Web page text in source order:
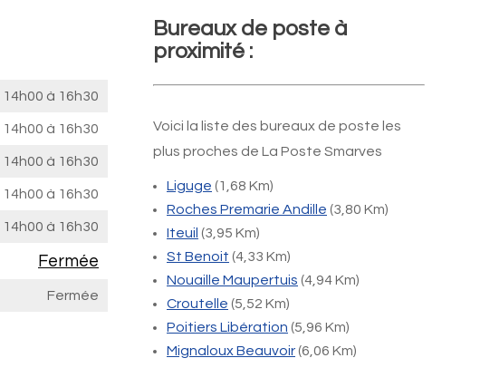
14h00 à 16h30
14h00 à 16h30
14h00 à 16h30
14h00 à 16h30
14h00 à 16h30
Fermée
Fermée
Bureaux de poste à
proximité :
Voici la liste des bureaux de poste les
plus proches de La Poste Smarves
Liguge (1,68 Km)
Roches Premarie Andille (3,80 Km)
Iteuil (3,95 Km)
St Benoit (4,33 Km)
Nouaille Maupertuis (4,94 Km)
Croutelle (5,52 Km)
Poitiers Libération (5,96 Km)
Mignaloux Beauvoir(6,06 Km)